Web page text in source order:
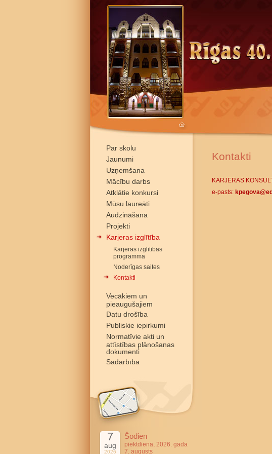
Par skolu
Jaunumi
Uzņemšana
Mācību darbs
Atklātie konkursi
Mūsu laureāti
Audzināšana
Projekti
Karjeras izglītība
Karjeras izglītības
programma
Noderīgas saites
Kontakti
Vecākiem un
pieaugušajiem
Datu drošība
Publiskie iepirkumi
Normatīvie akti un
attīstības plānošanas
dokumenti
Sadarbība
7
aug
2026
Šodien
piektdiena, 2026. gada
7. augusts
Kontakti
KARJERAS
e-pasts: